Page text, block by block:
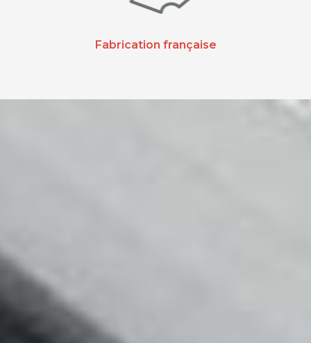
Fabrication française